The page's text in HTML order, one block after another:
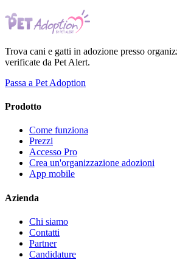
Trova cani e gatti in adozione presso
verificate da Pet Alert.
Passa a Pet Adoption
Prodotto
Come funziona
Prezzi
Accesso Pro
Crea un'organizzazione adozioni
App mobile
Azienda
Chi siamo
Contatti
Partner
Candidature